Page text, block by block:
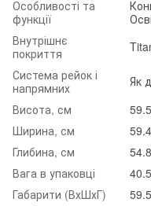
Особливості та
функції
Внутрішнє
покриття
Система рейок і
напрямних
Як
Висота, см
59.5
Ширина, см
59.4
Глибина, см
54.8
Вага в упаковці
Габарити (ВхШхГ)